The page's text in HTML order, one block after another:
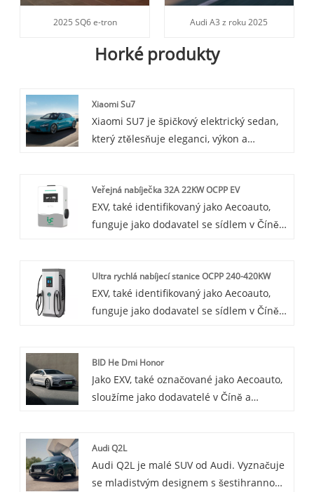
2025 SQ6 e-tron Audi A3 z roku 2025
Horké produkty
Xiaomi Su7
Xiaomi SU7 je špičkový elektrický sedan,
který ztělesňuje eleganci, výkon a
Veřejná nabíječka 32A 22KW OCPP EV
EXV, také identifikovaný jako Aecoauto,
funguje jako dodavatel se sídlem v Číně,
32A 22KW OCPP EV Charger je efektivní,
inteligentní a veřejně přístupné nabíjecí
zařízení, které nejen splňuje potřeby
stanic prostřednictvím inteligentní
správy.
Ultra rychlá nabíjecí stanice OCPP 240-420KW
EXV, také identifikovaný jako Aecoauto,
funguje jako dodavatel se sídlem v Číně a
240-420KW Ultra Fast Charging Station.
OCPP 240-420KW Ultra Fast Charging
Station je stejnosměrný nástěnný
protokolem OCPP. Je navržen tak, aby
vyhovoval potřebám uživatelů
elektrických vozidel na pohodlné a
BID He Dmi Honor
Jako EXV, také označované jako Aecoauto,
sloužíme jako dodavatelé v Číně a
Han DMI Honor je plnohodnotný luxusní
sedan pod BYD Auto, který poskytuje
pohodlnou jízdu a pokročilé
Audi Q2L
Audi Q2L je malé SUV od Audi. Vyznačuje
se mladistvým designem s šestihrannou